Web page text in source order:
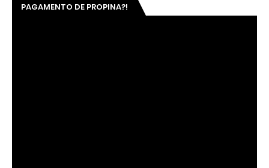
PAGAMENTO DE PROPINA?!